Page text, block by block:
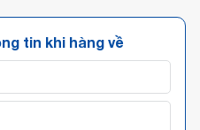
tin khi hàng về